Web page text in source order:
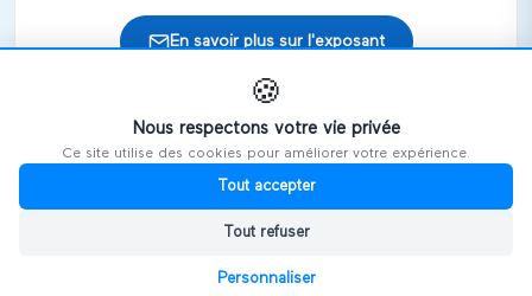
En savoir plus sur l'exposant
🎪Retrouvez cet exposant sur les salons
🍪
Nous respectons votre vie privée
Ce site utilise des cookies pour améliorer votre expérience.
Tout accepter
Tout refuser
Personnaliser